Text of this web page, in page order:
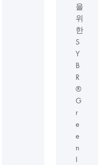
을
위
한
S
Y
B
R
®
G
r
e
e
n
I